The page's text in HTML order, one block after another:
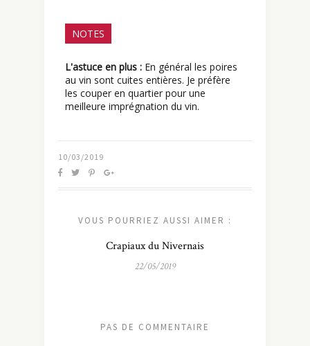
NOTES
L'astuce en plus : En général les poires
au vin sont cuites entières. Je préfère
les couper en quartier pour une
meilleure imprégnation du vin.
10/03/2019
VOUS POURRIEZ AUSSI AIMER :
Crapiaux du Nivernais
22/05/2019
PAS DE COMMENTAIRE